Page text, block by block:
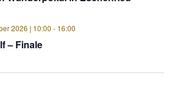
– Finale
2026 | 10:00 - 16:00